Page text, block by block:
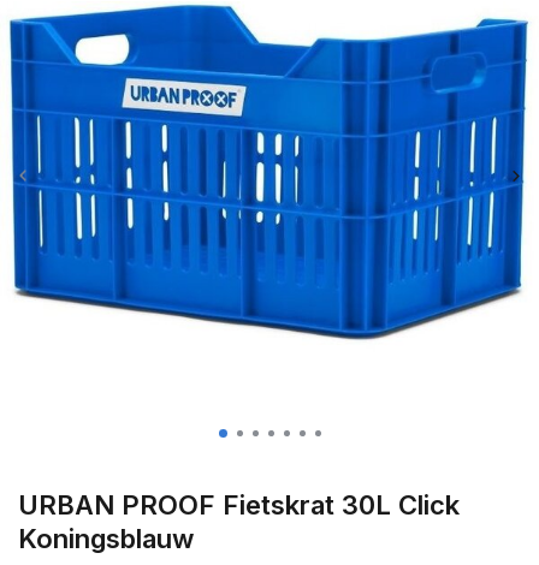
URBAN PROOF Fietskrat 30L Click
Koningsblauw